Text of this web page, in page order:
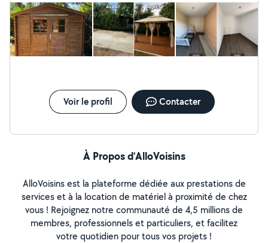
Voir le profil Contacter
À Propos d’AlloVoisins
AlloVoisins est la plateforme dédiée aux prestations de
services et à la location de matériel à proximité de chez
vous ! Rejoignez notre communauté de 4,5 millions de
membres, professionnels et particuliers, et facilitez
votre quotidien pour tous vos projets !